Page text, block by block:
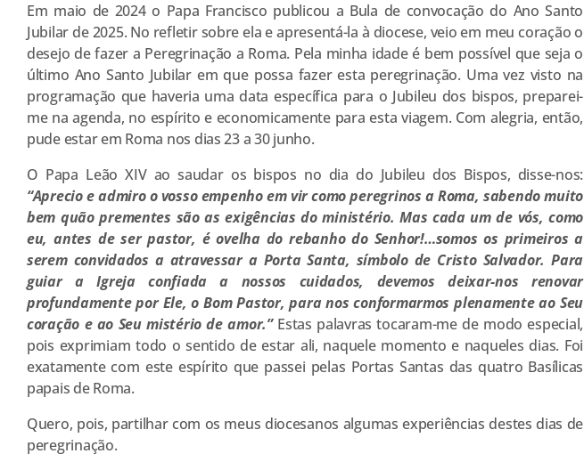
Em maio de 2024 o Papa Francisco publicou a Bula de convocação do Ano Santo
Jubilar de 2025. No refletir sobre ela e apresentá-la à diocese, veio em meu coração o
desejo de fazer a Peregrinação a Roma. Pela minha idade é bem possível que seja o
último Ano Santo Jubilar em que possa fazer esta peregrinação. Uma vez visto na
programação que haveria uma data específica para o Jubileu dos bispos, preparei-
me na agenda, no espírito e economicamente para esta viagem. Com alegria, então,
pude estar em Roma nos dias 23 a 30 junho.
O Papa Leão XIV ao saudar os bispos no dia do Jubileu dos Bispos, disse-nos:
“Aprecio e admiro o vosso empenho em vir como peregrinos a Roma, sabendo muito
bem quão prementes são as exigências do ministério. Mas cada um de vós, como
eu, antes de ser pastor, é ovelha do rebanho do Senhor!…somos os primeiros a
serem convidados a atravessar a Porta Santa, símbolo de Cristo Salvador. Para
guiar a Igreja confiada a nossos cuidados, devemos deixar-nos renovar
profundamente por Ele, o Bom Pastor, para nos conformarmos plenamente ao Seu
coração e ao Seu mistério de amor.”Estas palavras tocaram-me de modo especial,
pois exprimiam todo o sentido de estar ali, naquele momento e naqueles dias. Foi
exatamente com este espírito que passei pelas Portas Santas das quatro Basílicas
papais de Roma.
Quero, pois, partilhar com os meus diocesanos algumas experiências destes dias de
peregrinação.